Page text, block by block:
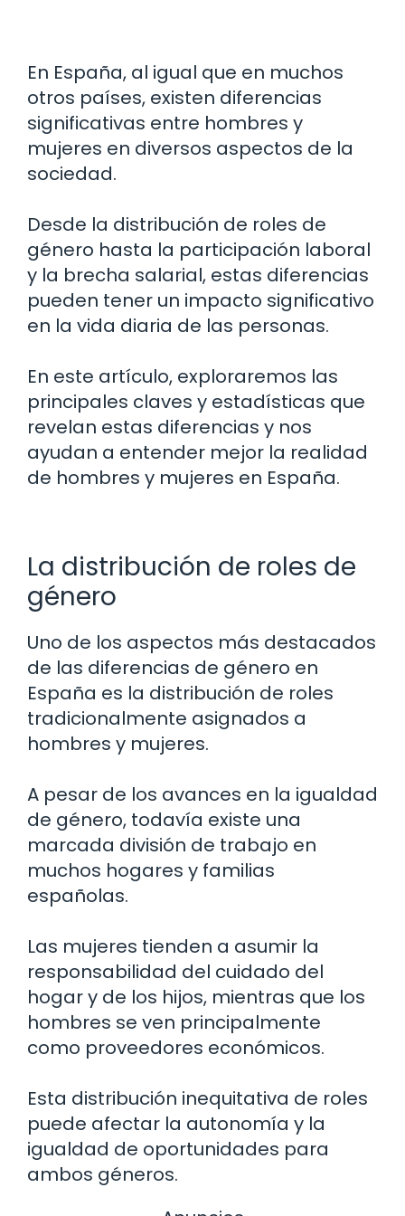
En España, al igual que en muchos
otros países, existen diferencias
significativas entre hombres y
mujeres en diversos aspectos de la
sociedad.
Desde la distribución de roles de
género hasta la participación laboral
y la brecha salarial, estas diferencias
pueden tener un impacto significativo
en la vida diaria de las personas.
En este artículo, exploraremos las
principales claves y estadísticas que
revelan estas diferencias y nos
ayudan a entender mejor la realidad
de hombres y mujeres en España.
La distribución de roles de
género
Uno de los aspectos más destacados
de las diferencias de género en
España es la distribución de roles
tradicionalmente asignados a
hombres y mujeres.
A pesar de los avances en la igualdad
de género, todavía existe una
marcada división de trabajo en
muchos hogares y familias
españolas.
Las mujeres tienden a asumir la
responsabilidad del cuidado del
hogar y de los hijos, mientras que los
hombres se ven principalmente
como proveedores económicos.
Esta distribución inequitativa de roles
puede afectar la autonomía y la
igualdad de oportunidades para
ambos géneros.